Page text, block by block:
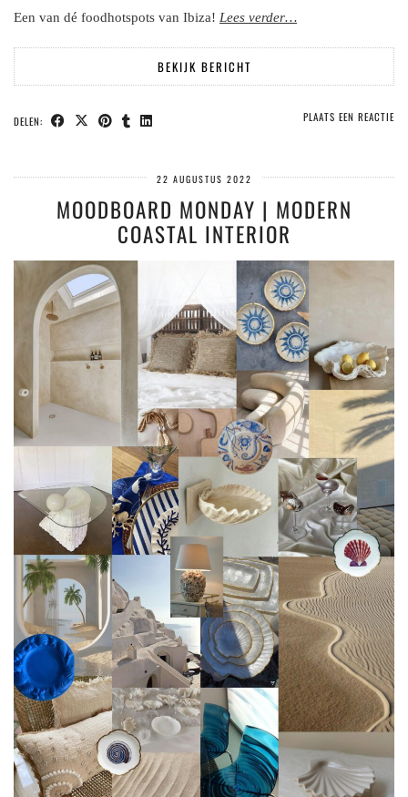
Een van dé foodhotspots van Ibiza! Lees verder…
BEKIJK BERICHT
DELEN: PLAATS EEN REACTIE
22 AUGUSTUS 2022
MOODBOARD MONDAY | MODERN
COASTAL INTERIOR